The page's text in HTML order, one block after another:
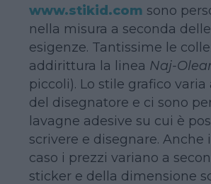
www.stikid.com sono
nella misura a seconda
esigenze. Tantissime le
addirittura la linea Naj-
piccoli). Lo stile grafico varia
del disegnatore e ci sono
lavagne adesive su cui è
scrivere e disegnare. Anche
caso i prezzi variano a
sticker e della dimensione